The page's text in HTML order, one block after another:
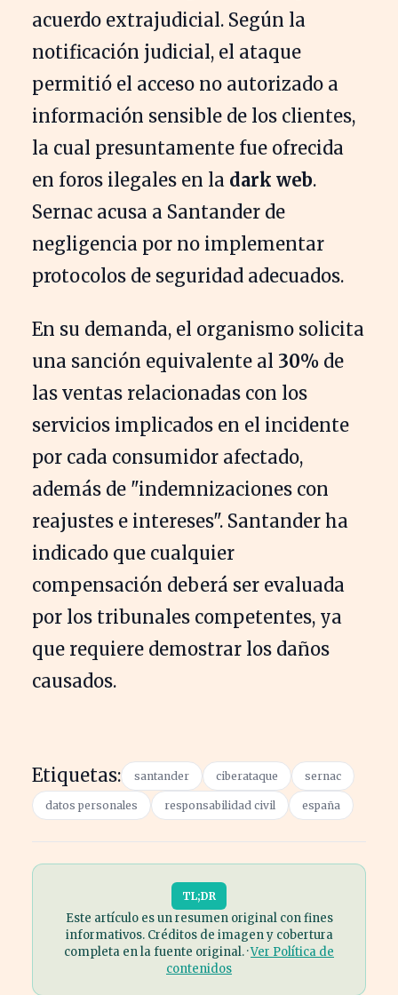
acuerdo extrajudicial. Según la
notificación judicial, el ataque
permitió el acceso no autorizado a
información sensible de los clientes,
la cual presuntamente fue ofrecida
en foros ilegales en la dark web.
Sernac acusa a Santander de
negligencia por no implementar
protocolos de seguridad adecuados.
En su demanda, el organismo solicita
una sanción equivalente al 30% de
las ventas relacionadas con los
servicios implicados en el incidente
por cada consumidor afectado,
además de "indemnizaciones con
reajustes e intereses". Santander ha
indicado que cualquier
compensación deberá ser evaluada
por los tribunales competentes, ya
que requiere demostrar los daños
causados.
Etiquetas: santander ciberataque sernac
datos personales responsabilidad civil españa
TL;DR
Este artículo es un resumen original con fines
informativos. Créditos de imagen y cobertura
completa en la fuente original. ·Ver Política de
contenidos